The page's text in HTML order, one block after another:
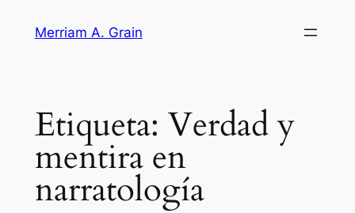
Merriam A. Grain
Etiqueta: Verdad y
mentira en
narratología